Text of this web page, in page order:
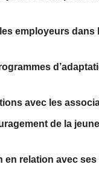
employeurs
avec les
de la
en relation avec